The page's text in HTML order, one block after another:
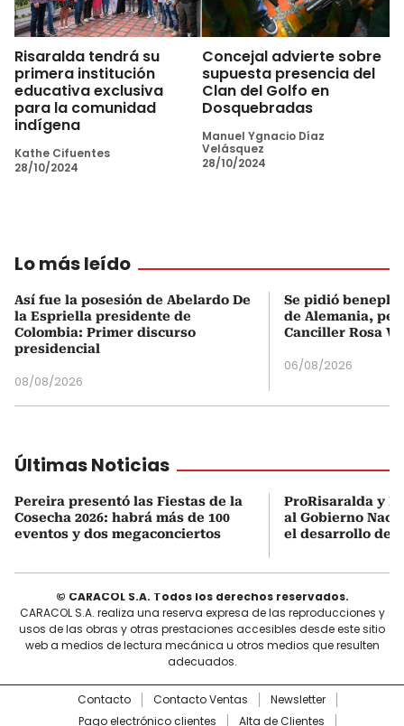
Risaralda tendrá su
primera institución
educativa exclusiva
para la comunidad
indígena
Kathe Cifuentes
28/10/2024
Concejal advierte sobre
supuesta presencia del
Clan del Golfo en
Dosquebradas
Manuel Ygnacio Díaz
Velásquez
28/10/2024
Lo más leído
Así fue la posesión de Abelardo De
la Espriella presidente de
Colombia: Primer discurso
presidencial
08/08/2026
Se pidió
de Alemania,
Canciller Rosa
06/08/2026
Últimas Noticias
Pereira presentó las Fiestas de la
Cosecha 2026: habrá más de 100
eventos y dos megaconciertos
ProRisaralda y
al Gobierno
el desarrollo
© CARACOL S.A. Todos los derechos reservados.
CARACOL S.A. realiza una reserva expresa de las reproducciones y
usos de las obras y otras prestaciones accesibles desde este sitio
web a medios de lectura mecánica u otros medios que resulten
adecuados.
Contacto Contacto Ventas
Newsletter
Pago electrónico clientes
Alta de Clientes